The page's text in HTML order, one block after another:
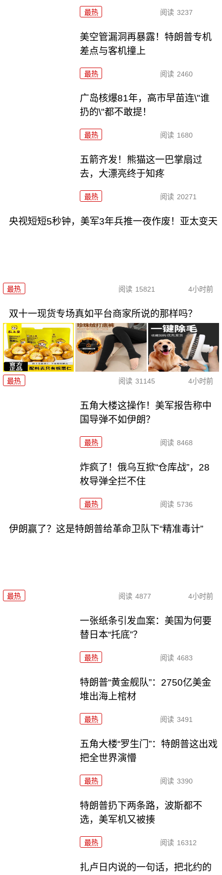
最热 阅读 3237
美空管漏洞再暴露！特朗普专机
差点与客机撞上
最热 阅读 2460
广岛核爆81年，高市早苗连\"谁
扔的\"都不敢提！
最热 阅读 1680
五箭齐发！熊猫这一巴掌扇过
去，大漂亮终于知疼
最热 阅读 20271
央视短短5秒钟，美军3年兵推一夜作废！亚太变天
最热 阅读 15821 4小时前
双十一现货专场真如平台商家所说的那样吗？
最热 阅读 31145 4小时前
五角大楼这操作！美军报告称中
国导弹不如伊朗？
最热 阅读 8468
炸疯了！俄乌互掀“仓库战”，28
枚导弹全拦不住
最热 阅读 5736
伊朗赢了？这是特朗普给革命卫队下“精准毒计”
最热 阅读 4877 4小时前
一张纸条引发血案：美国为何要
替日本“托底”？
最热 阅读 4683
特朗普“黄金舰队”：2750亿美金
堆出海上棺材
最热 阅读 3491
五角大楼“罗生门”：特朗普这出戏
把全世界演懵
最热 阅读 3390
特朗普扔下两条路，波斯都不
选，美军机又被揍
最热 阅读 16312
扎卢日内说的一句话，把北约的